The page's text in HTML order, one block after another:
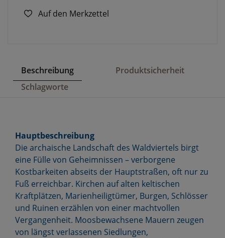
Auf den Merkzettel
Beschreibung
Produktsicherheit
Schlagworte
Hauptbeschreibung
Die archaische Landschaft des Waldviertels birgt
eine Fülle von Geheimnissen – verborgene
Kostbarkeiten abseits der Hauptstraßen, oft nur zu
Fuß erreichbar. Kirchen auf alten keltischen
Kraftplätzen, Marienheiligtümer, Burgen, Schlösser
und Ruinen erzählen von einer machtvollen
Vergangenheit. Moosbewachsene Mauern zeugen
von längst verlassenen Siedlungen,